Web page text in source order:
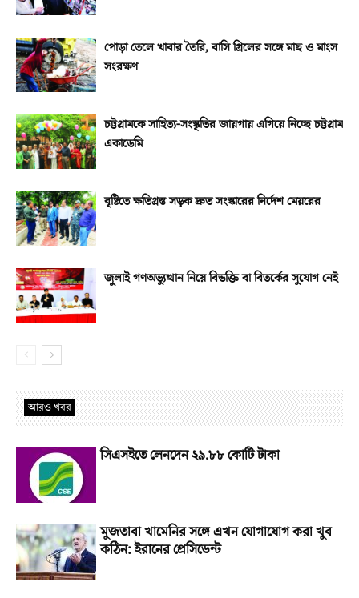
পোড়া তেলে খাবার তৈরি, বাসি গ্রিলের সঙ্গে মাছ ও মাংস
সংরক্ষণ
চট্টগ্রামকে সাহিত্য-সংস্কৃতির জায়গায় এগিয়ে নিচ্ছে চট্টগ্রাম
একাডেমি
বৃষ্টিতে ক্ষতিগ্রস্ত সড়ক দ্রুত সংস্কারের নির্দেশ মেয়রের
জুলাই গণঅভ্যুত্থান নিয়ে বিভক্তি বা বিতর্কের সুযোগ নেই
আরও খবর
সিএসইতে লেনদেন ২৯.৮৮ কোটি টাকা
মুজতাবা খামেনির সঙ্গে এখন যোগাযোগ করা খুব
কঠিন: ইরানের প্রেসিডেন্ট